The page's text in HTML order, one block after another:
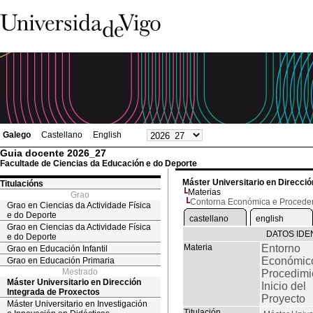
Galego Castellano English
Guia docente 2026_27
Facultade de Ciencias da Educación e do Deporte
Titulacións
Grao
Grao en Ciencias da Actividade Física
e do Deporte
Grao en Ciencias da Actividade Física
e do Deporte
Grao en Educación Infantil
Grao en Educación Primaria
Mestrado
Máster Universitario en Dirección
Integrada de Proxectos
Máster Universitario en Investigación
Máster Universitario en
Materias
Contorna Económica e
castellano
english
DATOS
Materia
Entorno
Inicio del
Proyecto